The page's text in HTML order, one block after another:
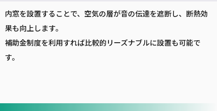
内窓を設置することで、空気の層が音の伝達を遮断し、断熱効
果も向上します。
補助金制度を利用すれば比較的リーズナブルに設置も可能で
す。